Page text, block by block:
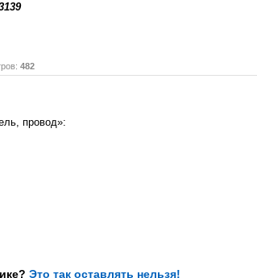
482
провод»:
Это так оставлять нельзя!